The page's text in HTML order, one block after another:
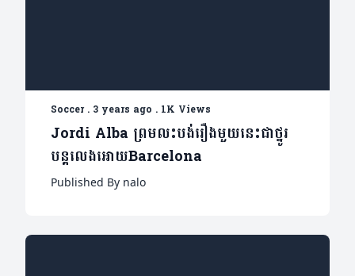
Soccer. 3 years ago . 1K Views
Jordi Alba ព្រមលះបង់រឿងមួយនេះជាថ្នូរ
បន្តលេងអោយBarcelona
Published By nalo